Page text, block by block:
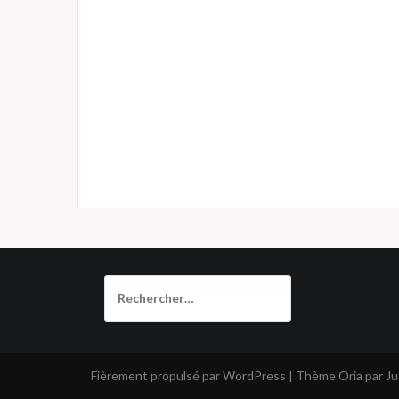
Fièrement propulsé par WordPress | Thème Oria par